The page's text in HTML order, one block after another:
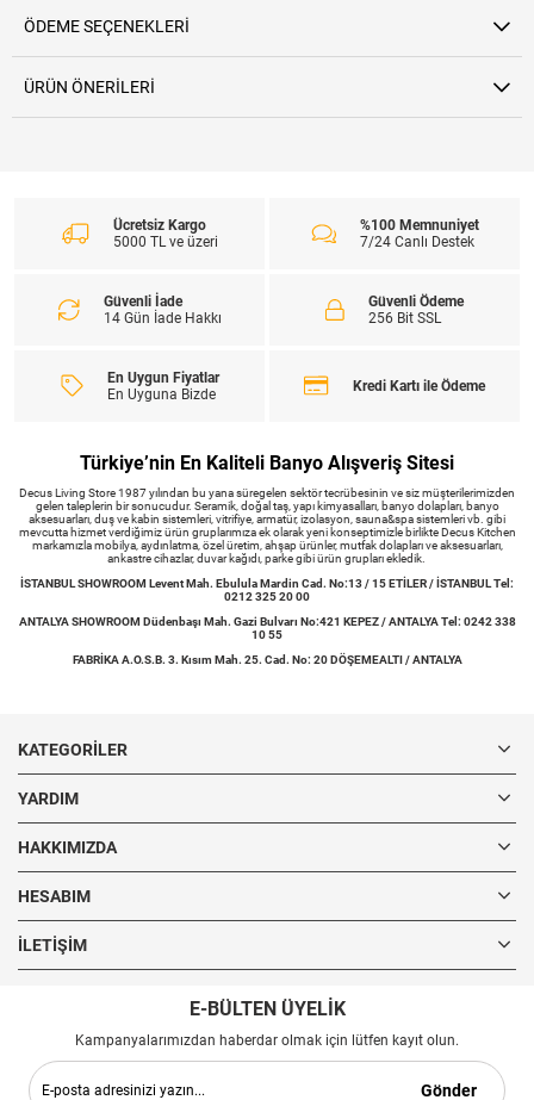
ÖDEME SEÇENEKLERI
ÜRÜN ÖNERILERI
Ücretsiz Kargo
5000 TL ve üzeri
%100 Memnuniyet
7/24 Canlı Destek
Güvenli İade
14 Gün İade Hakkı
Güvenli Ödeme
256 Bit SSL
En Uygun Fiyatlar
En Uyguna Bizde
Kredi Kartı ile Ödeme
Türkiye’nin En Kaliteli Banyo Alışveriş Sitesi
Decus Living Store 1987 yılından bu yana süregelen sektör tecrübesinin ve siz müşterilerimizden
gelen taleplerin bir sonucudur. Seramik, doğal taş, yapı kimyasalları, banyo dolapları, banyo
aksesuarları, duş ve kabin sistemleri, vitrifiye, armatür, izolasyon, sauna&spa sistemleri vb. gibi
mevcutta hizmet verdiğimiz ürün gruplarımıza ek olarak yeni konseptimizle birlikte Decus Kitchen
markamızla mobilya, aydınlatma, özel üretim, ahşap ürünler, mutfak dolapları ve aksesuarları,
ankastre cihazlar, duvar kağıdı, parke gibi ürün grupları ekledik.
İSTANBUL SHOWROOM Levent Mah. Ebulula Mardin Cad. No:13 / 15 ETİLER / İSTANBUL Tel:
0212 325 20 00
ANTALYA SHOWROOM Düdenbaşı Mah. Gazi Bulvarı No:421 KEPEZ / ANTALYA Tel: 0242 338
10 55
FABRİKA A.O.S.B. 3. Kısım Mah. 25. Cad. No: 20 DÖŞEMEALTI / ANTALYA
KATEGORILER
YARDIM
HAKKIMIZDA
HESABIM
İLETIŞIM
E-BÜLTEN ÜYELİK
Kampanyalarımızdan haberdar olmak için lütfen kayıt olun.
Gönder